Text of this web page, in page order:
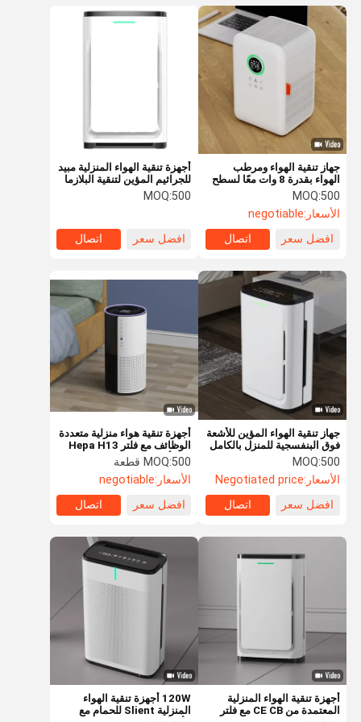
المنزل فيديوهات
جهاز تنقية الهواء ومرطب
الهواء بقدرة 8 وات معًا لسطح
المكتب في الغرفة
MOQ:500
الأسعار:negotiable
افضل سعر
اتصال
أجهزة تنقية الهواء المنزلية مبيد
للجراثيم المؤين لتنقية البلازما
MOQ:500
افضل سعر اتصال
جهاز تنقية الهواء المؤين للأشعة
فوق البنفسجية للمنزل بالكامل
لإزالة رائحة الدخان من
التولوين فورمالديهايد
MOQ:500
الأسعار:Negotiated price
افضل سعر
اتصال
أجهزة تنقية هواء منزلية متعددة
الوظائف مع فلتر Hepa H13
لون أبيض عاجي
MOQ:500 قطعة
الأسعار:negotiable
افضل سعر
اتصال
أجهزة تنقية الهواء المنزلية
المعتمدة من CE CB مع فلتر
120W أجهزة تنقية الهواء
المنزلية Slient للحمام مع